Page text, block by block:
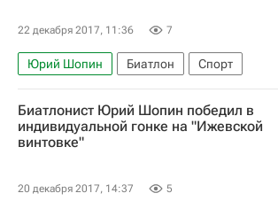
Дарья Виролайнен
Алексей Волков
Екатерина Юрлова-
Татьяна Акимова (биатлон)
22 декабря 2017, 11:36 7
Юрий Шопин Биатлон
Спорт
Пётр Пащенко
Дмитрий Малышко
Биатлонист Юрий Шопин победил в
индивидуальной гонке на "Ижевской
винтовке"
20 декабря 2017, 14:37 5